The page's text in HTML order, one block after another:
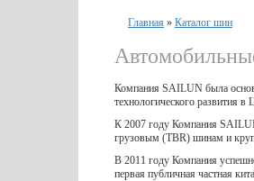
Главная » Каталог шин
Компания SAILUN была
технологического развития
К 2007 году Компания
грузовым (TBR) шинам и
В 2011 году Компания
первая публичная частная